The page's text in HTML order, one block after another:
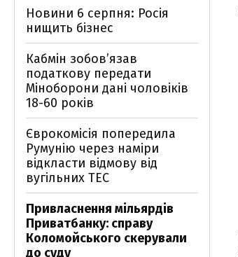
Новини 6 серпня: Росія
нищить бізнес
Кабмін зобовʼязав
податкову передати
Міноборони дані чоловіків
18-60 років
Єврокомісія попередила
Румунію через наміри
відкласти відмову від
вугільних ТЕС
Привласнення мільярдів
Приватбанку: справу
Коломойського скерували
до суду